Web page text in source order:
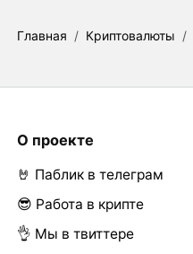
Главная / Криптовалюты /
О проекте
🤘 Паблик в телеграм
😎 Работа в крипте
👌 Мы в твиттере